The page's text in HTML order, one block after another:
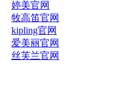
婷美官网
牧高笛官网
kipling官网
爱美丽官网
丝芙兰官网